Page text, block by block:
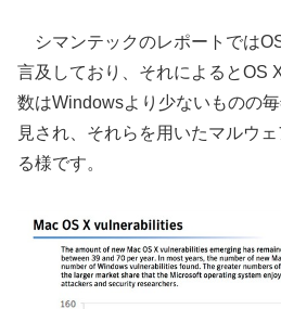
シマンテックのレポートでは
言及しており、それによるとOS
数はWindowsより少ないものの
見され、それらを用いたマルウ
る様です。